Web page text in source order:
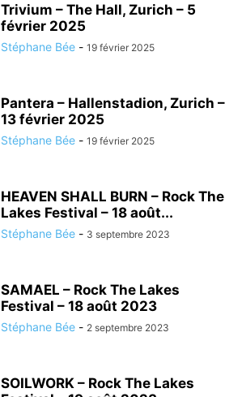
Trivium – The Hall, Zurich – 5
février 2025
Stéphane Bée - 19 février 2025
Pantera – Hallenstadion, Zurich –
13 février 2025
Stéphane Bée - 19 février 2025
HEAVEN SHALL BURN – Rock The
Lakes Festival – 18 août...
Stéphane Bée - 3 septembre 2023
SAMAEL – Rock The Lakes
Festival – 18 août 2023
Stéphane Bée - 2 septembre 2023
SOILWORK – Rock The Lakes